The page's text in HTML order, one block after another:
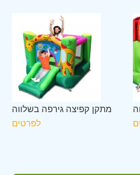
מתקן קפיצה גירפה בשלווה
לפרטים